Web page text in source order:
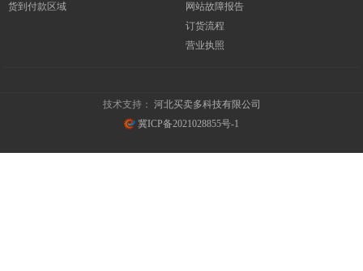
货到付款区域
网站故障报告
订货流程
营业执照
技术支持： 河北买卖多科技有限公司
冀ICP备2021028855号-1